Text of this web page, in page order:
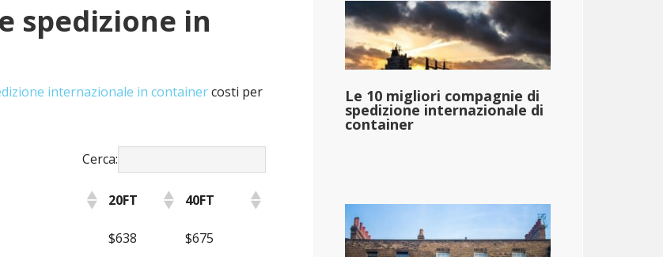
spedizione in
internazionale in containercosti per
Cerca:
20FT
40FT
20FT 40FT
$638 $675
Le 10 migliori compagnie di
spedizione internazionale di
container